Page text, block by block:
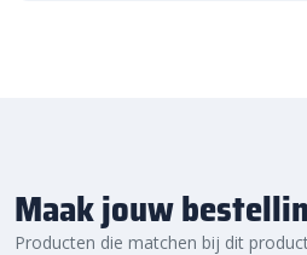
Maak jouw
Producten die matchen bij dit